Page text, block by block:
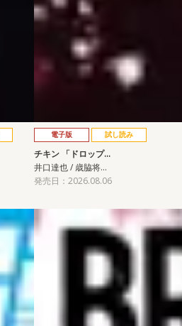
電子版 試し読み
チキン 「ドロップ…
井口達也 / 歳脇将…
発売日：2026.08.06